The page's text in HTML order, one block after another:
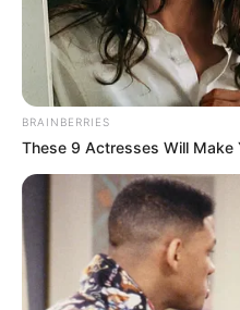
BRAINBERRIES
These 9 Actresses Will Make